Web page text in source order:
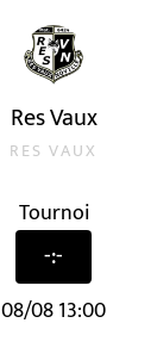
Res Vaux
RES VAUX
Tournoi
-:-
08/08 13:00